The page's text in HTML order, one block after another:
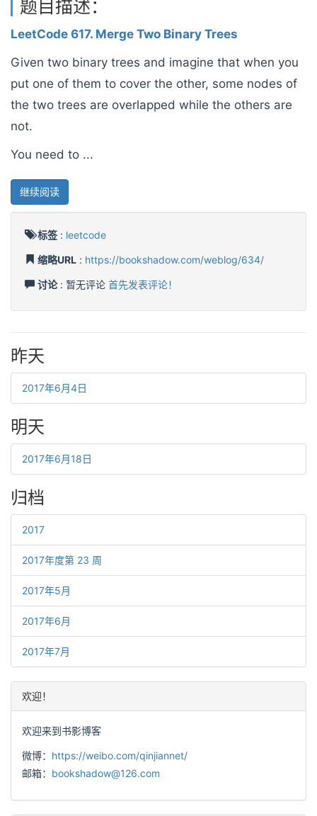
题目描述：
LeetCode 617. Merge Two Binary Trees
Given two binary trees and imagine that when you
put one of them to cover the other, some nodes of
the two trees are overlapped while the others are
not.
You need to ...
继续阅读
标签 : leetcode
缩略URL : https://bookshadow.com/weblog/634/
讨论: 暂无评论 首先发表评论！
昨天
2017年6月4日
明天
2017年6月18日
归档
2017
2017年度第 23 周
2017年5月
2017年6月
2017年7月
欢迎！
欢迎来到书影博客
微博： https://weibo.com/qinjiannet/
邮箱： bookshadow@126.com